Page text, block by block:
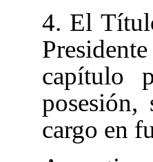
4. El
capítulo
cargo en